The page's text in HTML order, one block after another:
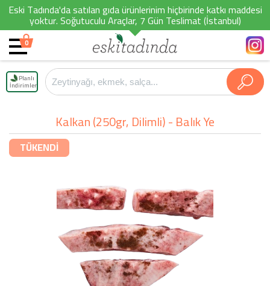
Eski Tadında'da satılan gıda ürünlerinim hiçbirinde katkı maddesi
yoktur. Soğutuculu Araçlar, 7 Gün Teslimat (İstanbul)
0
Planlı
İndirimler
Kalkan (250gr, Dilimli) - Balık Ye
TÜKENDİ